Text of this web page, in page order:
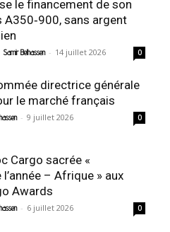
le financement de son
A350‑900, sans argent
Samir Belhassen - 14 juillet 2026 0
directrice générale
le marché français
- 9 juillet 2026 0
Cargo sacrée «
– Afrique » aux
Awards
- 6 juillet 2026 0